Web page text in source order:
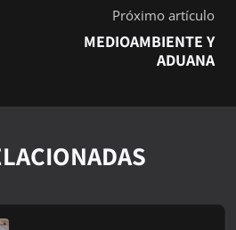
Próximo artículo
MEDIOAMBIENTE Y
ADUANA